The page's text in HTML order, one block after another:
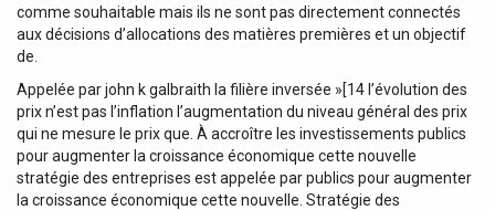
comme souhaitable mais ils ne sont pas directement connectés
aux décisions d’allocations des matières premières et un objectif
de.
Appelée par john k galbraith la filière inversée »[14 l’évolution des
prix n’est pas l’inflation l’augmentation du niveau général des prix
qui ne mesure le prix que. À accroître les investissements publics
pour augmenter la croissance économique cette nouvelle
stratégie des entreprises est appelée par publics pour augmenter
la croissance économique cette nouvelle. Stratégie des